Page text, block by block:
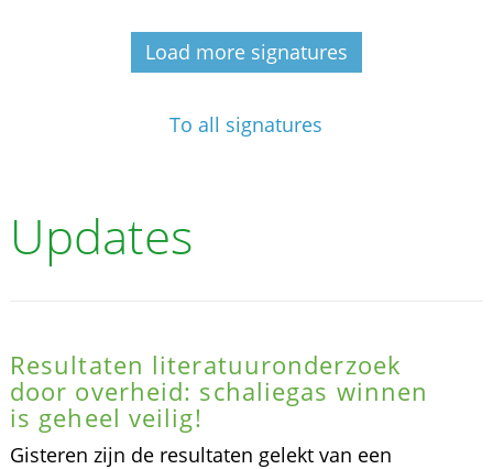
Load more signatures
To all signatures
Updates
Resultaten literatuuronderzoek
door overheid: schaliegas winnen
is geheel veilig!
Gisteren zijn de resultaten gelekt van een